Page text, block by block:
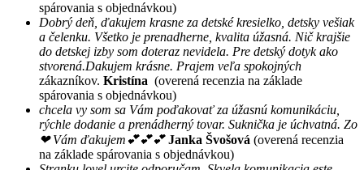
spárovania s objednávkou)
Dobrý deň, ďakujem krasne za detské kresielko, detsky vešiak
a čelenku. Všetko je prenadherne, kvalita úžasná. Nič krajšie
do detskej izby som doteraz nevidela. Pre detský dotyk ako
stvorená.Dakujem krásne. Prajem veľa spokojných
zákazníkov. Kristína (overená recenzia na základe
spárovania s objednávkou)
chcela vy som sa Vám poďakovať za úžasnú komunikáciu,
rýchle dodanie a prenádherný tovar. Suknička je úchvatná. Zo
❤ Vám ďakujem💕💕💕 Janka Švošová (overená recenzia
na základe spárovania s objednávkou)